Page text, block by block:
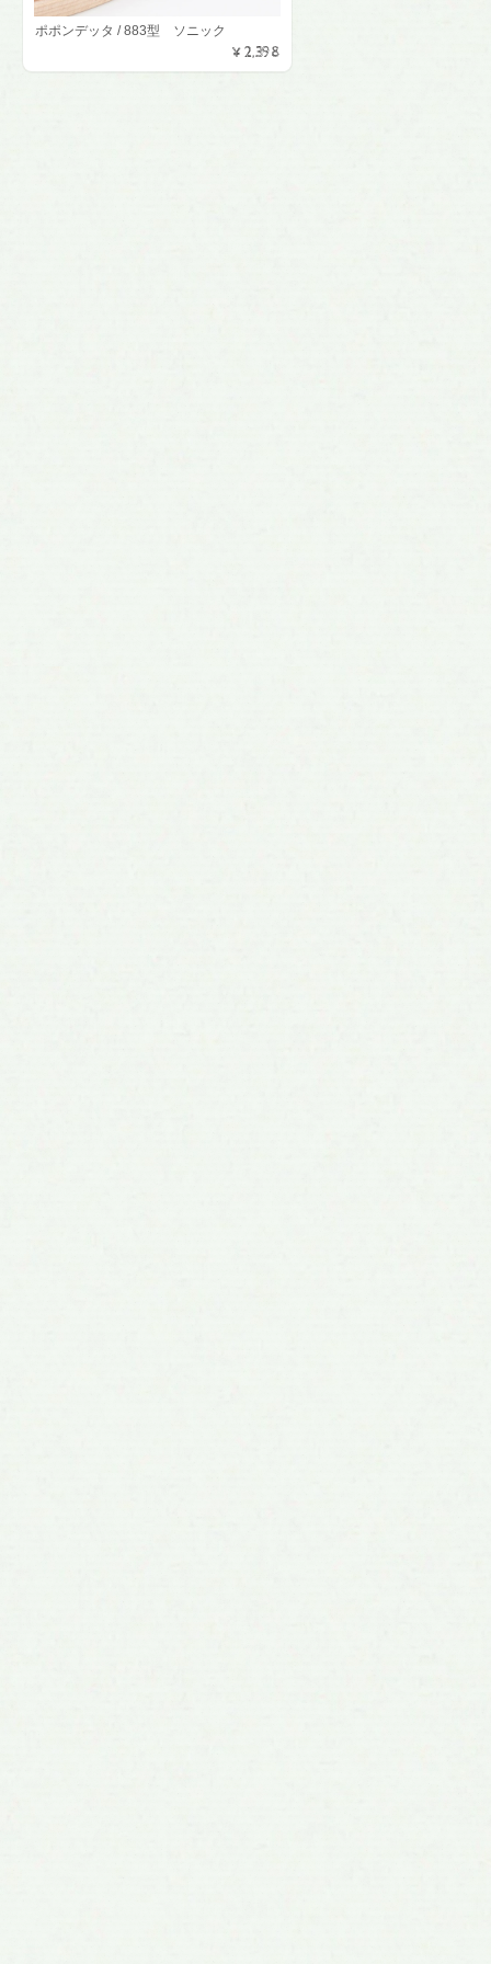
ポポンデッタ / 883型 ソニック
¥2,398